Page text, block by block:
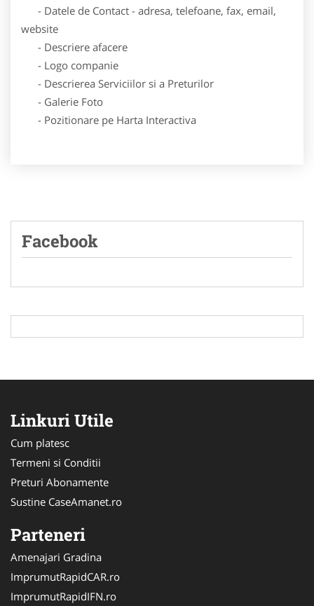
- Datele de Contact - adresa, telefoane, fax, email,
website
- Descriere afacere
- Logo companie
- Descrierea Serviciilor si a Preturilor
- Galerie Foto
- Pozitionare pe Harta Interactiva
Facebook
Linkuri Utile
Cum platesc
Termeni si Conditii
Preturi Abonamente
Sustine CaseAmanet.ro
Parteneri
Amenajari Gradina
ImprumutRapidCAR.ro
ImprumutRapidIFN.ro